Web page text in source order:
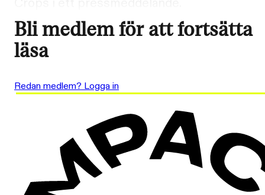
Bli medlem för att fortsätta
läsa
Redan medlem? Logga in